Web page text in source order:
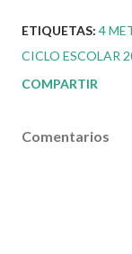
ETIQUETAS: 4
CICLO ESCOLAR
COMPARTIR
Comentarios